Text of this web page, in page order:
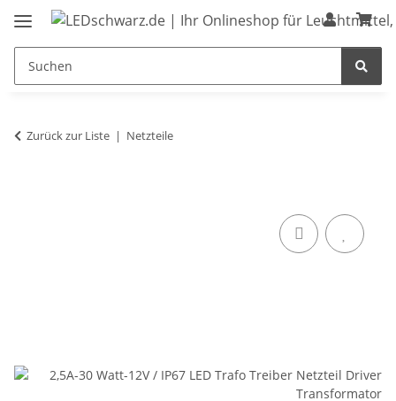
Zurück zur Liste Netzteile